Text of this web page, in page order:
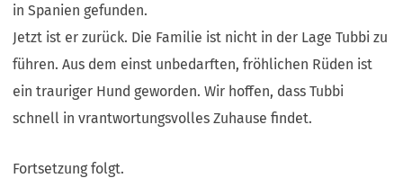
in Spanien gefunden.
Jetzt ist er zurück. Die Familie ist nicht in der Lage Tubbi zu
führen. Aus dem einst unbedarften, fröhlichen Rüden ist
ein trauriger Hund geworden. Wir hoffen, dass Tubbi
schnell in vrantwortungsvolles Zuhause findet.
Fortsetzung folgt.